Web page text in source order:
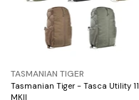
BRAND:
TASMANIAN TIGER
Tasmanian Tiger - Tasca Utility 11
MKII